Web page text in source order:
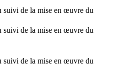
suivi de la mise en œuvre du
suivi de la mise en œuvre du
suivi de la mise en œuvre du